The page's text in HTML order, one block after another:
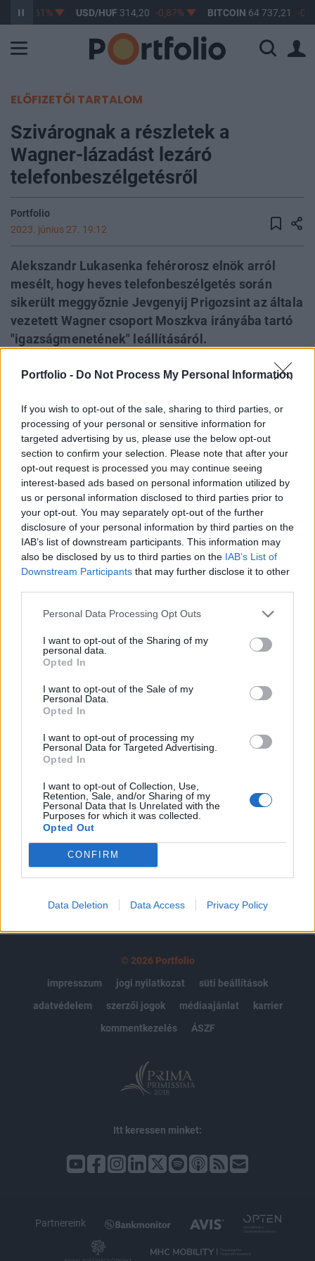
Portfolio - Do Not Process My Personal Information
If you wish to opt-out of the sale, sharing to third parties, or
processing of your personal or sensitive information for
targeted advertising by us, please use the below opt-out
section to confirm your selection. Please note that after your
opt-out request is processed you may continue seeing
interest-based ads based on personal information utilized by
us or personal information disclosed to third parties prior to
your opt-out. You may separately opt-out of the further
disclosure of your personal information by third parties on the
IAB’s list of downstream participants. This information may
also be disclosed by us to third parties on the IAB’s List of
Downstream Participants that may further disclose it to other
Personal Data Processing Opt Outs
I want to opt-out of the Sharing of my
personal data.
Opted In
I want to opt-out of the Sale of my
Personal Data.
Opted In
I want to opt-out of processing my
Personal Data for Targeted Advertising.
Opted In
I want to opt-out of Collection, Use,
Retention, Sale, and/or Sharing of my
Personal Data that Is Unrelated with the
Purposes for which it was collected.
Opted Out
CONFIRM
Data Deletion Data Access Privacy Policy
-0,61% USD/HUF 314,20 -0,87% BITCOIN 64 737,21 -
ELŐFIZETŐI TARTALOM
Szivárognak a részletek a
Wagner-lázadást lezáró
telefonbeszélgetésről
Portfolio
2023. június 27. 19:12
Alekszandr Lukasenka fehérorosz elnök arról
mesélt, hogy heves telefonbeszélgetés során
sikerült meggyőznie Jevgenyij Prigozsint az általa
vezetett Wagner csoport Moszkva irányába tartó
"igazságmenetének" leállításáról.
között azzal győzködte az általa "hősiesként" és
eltapossák, mint egy bogarat", Putyint pedig arra
kérte, ne zúzza szét elhamarkodottan a lázadást.
Fehéroroszország elnöke, Alekszandr Lukasenka
fehérorosz tiszteknek és tisztviselőknek mesélt az
oroszországi Wagner-lázadás befejezésében játszott
szerepéről. lukasenka elmondása szerint egy intenzív és
káromkodással teli telefonbeszélgetés során sikerült
meggyőznie Jevgenyij Prigozsint, a Wagner csoport
vezetőjét, hogy hagyjon fel az Oroszországban jelentős
felfordulást...
A keresett cikk a portfolio.hu hírarchívumához
tartozik, melynek olvasása előfizetéses
regisztrációhoz kötött.
Az előfizetés a következőket tartalmazza:
Kötéslisták: BÉT elmúlt 2 év napon belüli
kötéslistái
Előfizetés
MÁR ELŐFIZETŐNK VAGY?
© 2026 Portfolio
impresszum
jogi nyilatkozat
süti beállítások
adatvédelem
szerzői jogok médiaajánlat
karrier
kommentkezelés
ÁSZF
Itt keressen minket:
Partnereink